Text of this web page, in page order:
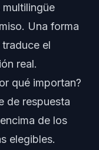
Una forma
el
real.
qué importan?
de respuesta
de los
elegibles.